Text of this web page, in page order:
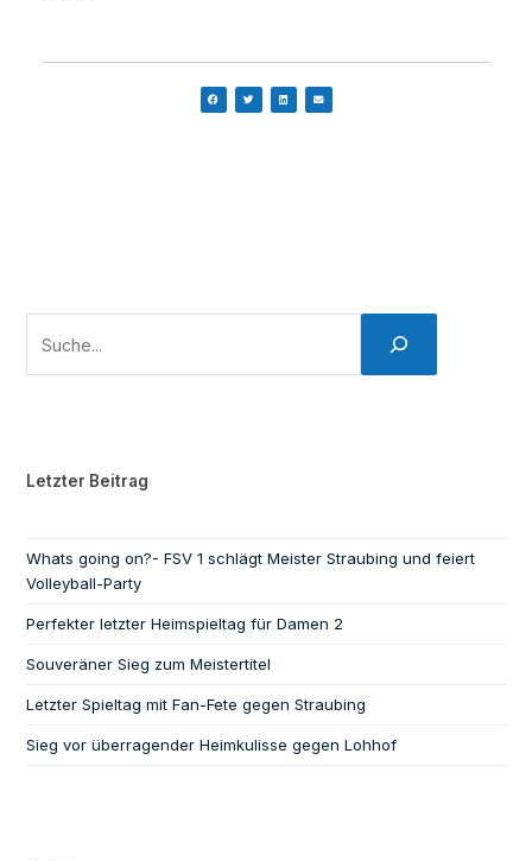
Letzter Beitrag
Whats going on?- FSV 1 schlägt Meister Straubing und feiert
Volleyball-Party
Perfekter letzter Heimspieltag für Damen 2
Souveräner Sieg zum Meistertitel
Letzter Spieltag mit Fan-Fete gegen Straubing
Sieg vor überragender Heimkulisse gegen Lohhof